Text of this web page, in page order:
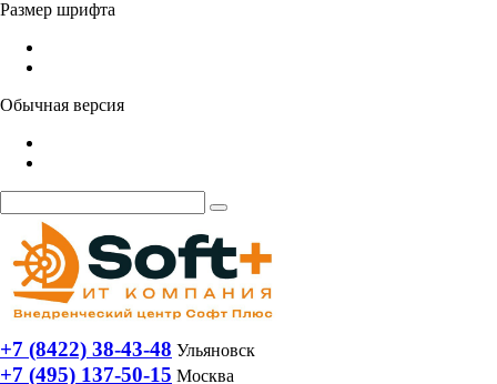
Размер шрифта
Обычная версия
+7 (8422) 38-43-48 Ульяновск
+7 (495) 137-50-15 Москва